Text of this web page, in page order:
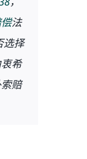
法
选择
希
赔